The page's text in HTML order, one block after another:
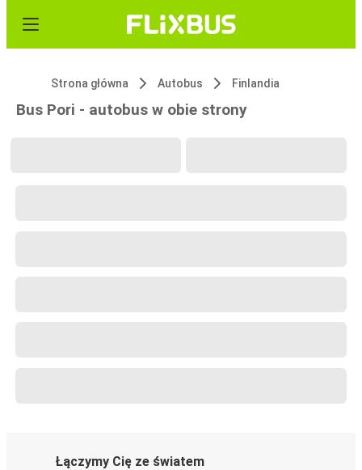
Strona główna Autobus Finlandia
Bus Pori - autobus w obie strony
Łączymy Cię ze światem